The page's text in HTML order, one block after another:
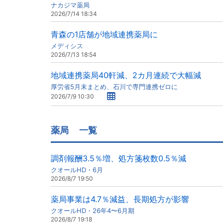
ナカジマ薬局
2026/7/14 18:34
青森の1店舗が地域連携薬局に
メディシス
2026/7/13 18:54
地域連携薬局40軒減、2カ月連続で大幅減
厚労省5月末まとめ、石川で専門連携ゼロに
2026/7/9 10:30
薬局 一覧
調剤報酬3.5％増、処方箋枚数0.5％減
クオールHD・6月
2026/8/7 19:50
薬局事業は4.7％減益、長期処方が影響
クオールHD・26年4〜6月期
2026/8/7 19:18